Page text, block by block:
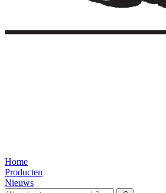
Home
Producten
Nieuws